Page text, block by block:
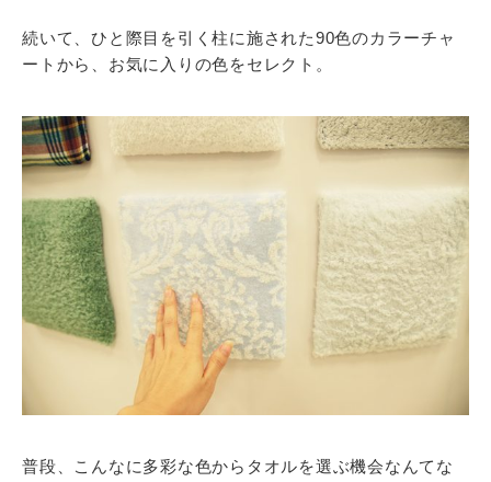
続いて、ひと際目を引く柱に施された90色のカラーチャ
ートから、お気に入りの色をセレクト。
普段、こんなに多彩な色からタオルを選ぶ機会なんてな